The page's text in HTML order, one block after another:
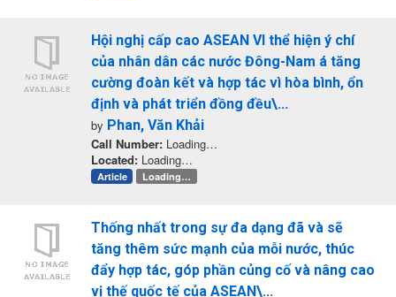
Hội nghị cấp cao ASEAN VI thể hiện ý chí
của nhân dân các nước Đông-Nam á tăng
cường đoàn kết và hợp tác vì hòa bình, ổn
định và phát triển đồng đều\...
by Phan, Văn Khải
Call Number: Loading…
Located: Loading…
Article Loading…
Thống nhất trong sự đa dạng đã và sẽ
tăng thêm sức mạnh của mỗi nước, thúc
đẩy hợp tác, góp phần củng cố và nâng cao
vị thế quốc tế của ASEAN\...